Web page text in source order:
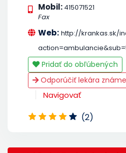
Mobil: 415071521
Fax
Web: http://krankas.sk/
Pridať do obľúbených
Odporúčiť lekára
Navigovať
(2)